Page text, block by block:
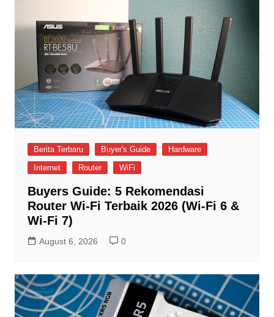
Berita Terbaru Buyer's Guide
Hardware
Internet
Router WiFi
Buyers Guide: 5 Rekomendasi
Router Wi-Fi Terbaik 2026 (Wi-Fi 6 &
Wi-Fi 7)
August 6, 2026 0